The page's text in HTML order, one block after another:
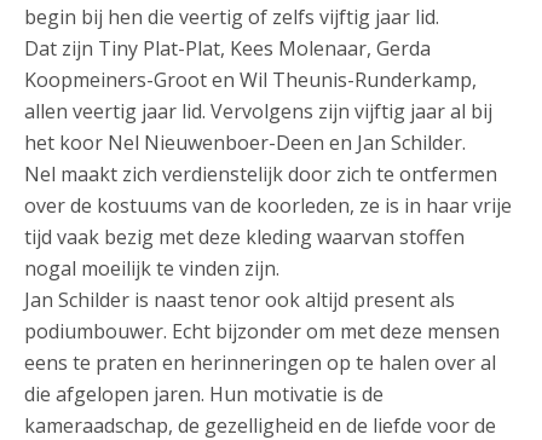
begin bij hen die veertig of zelfs vijftig jaar lid.
Dat zijn Tiny Plat-Plat, Kees Molenaar, Gerda
Koopmeiners-Groot en Wil Theunis-Runderkamp,
allen veertig jaar lid. Vervolgens zijn vijftig jaar al bij
het koor Nel Nieuwenboer-Deen en Jan Schilder.
Nel maakt zich verdienstelijk door zich te ontfermen
over de kostuums van de koorleden, ze is in haar vrije
tijd vaak bezig met deze kleding waarvan stoffen
nogal moeilijk te vinden zijn.
Jan Schilder is naast tenor ook altijd present als
podiumbouwer. Echt bijzonder om met deze mensen
eens te praten en herinneringen op te halen over al
die afgelopen jaren. Hun motivatie is de
kameraadschap, de gezelligheid en de liefde voor de